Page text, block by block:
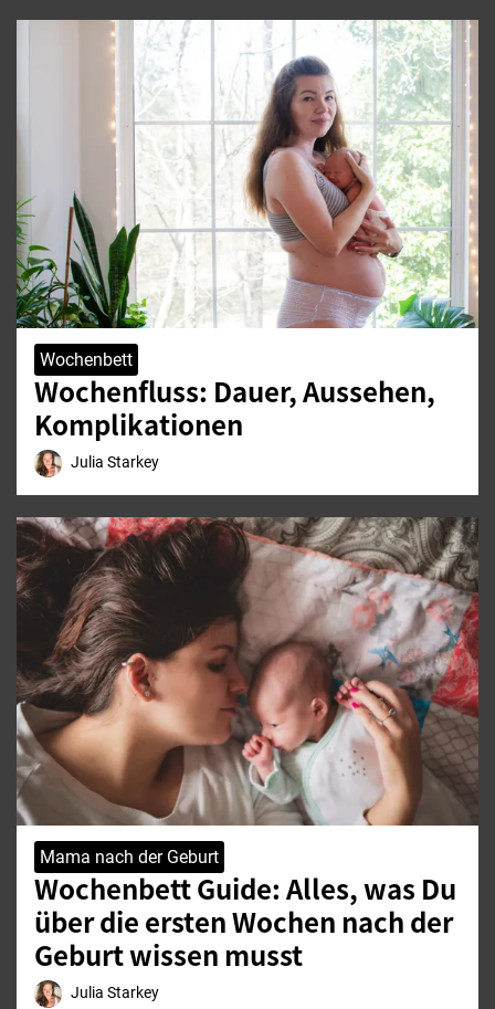
Wochenbett
Wochenfluss: Dauer, Aussehen,
Komplikationen
Julia Starkey
Mama nach der Geburt
Wochenbett Guide: Alles, was Du
über die ersten Wochen nach der
Geburt wissen musst
Julia Starkey